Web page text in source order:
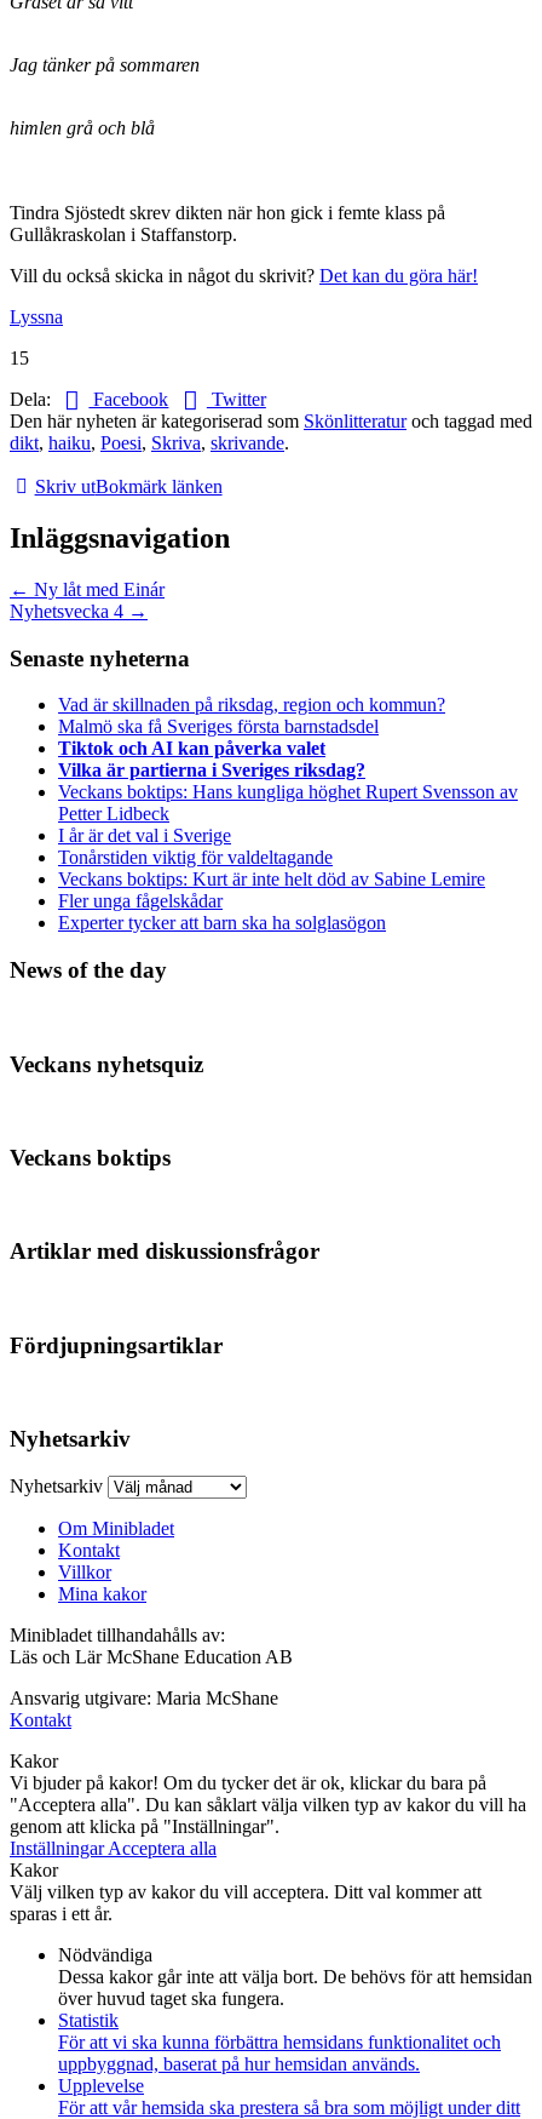
Jag tänker på sommaren
himlen grå och blå
Tindra Sjöstedt skrev dikten när hon gick i femte klass på
Gullåkraskolan i Staffanstorp.
Vill du också skicka in något du skrivit? Det kan du göra här!
Lyssna
15
Dela:
Facebook
Twitter
Den här nyheten är kategoriserad som Skönlitteraturoch taggad med
dikt, haiku, Poesi, Skriva, skrivande.
Skriv utBokmärk länken
Inläggsnavigation
← Ny låt med Einár
Nyhetsvecka 4 →
Senaste nyheterna
Vad är skillnaden på riksdag, region och kommun?
Malmö ska få Sveriges första barnstadsdel
Tiktok och AI kan påverka valet
Vilka är partierna i Sveriges riksdag?
Veckans boktips: Hans kungliga höghet Rupert Svensson av
Petter Lidbeck
I år är det val i Sverige
Tonårstiden viktig för valdeltagande
Veckans boktips: Kurt är inte helt död av Sabine Lemire
Fler unga fågelskådar
Experter tycker att barn ska ha solglasögon
News of the day
Veckans nyhetsquiz
Veckans boktips
Artiklar med diskussionsfrågor
Fördjupningsartiklar
Nyhetsarkiv
Nyhetsarkiv
Om Minibladet
Kontakt
Villkor
Mina kakor
Minibladet tillhandahålls av:
Läs och Lär McShane Education AB
Ansvarig utgivare: Maria McShane
Kontakt
Kakor
Vi bjuder på kakor! Om du tycker det är ok, klickar du bara på
"Acceptera alla". Du kan såklart välja vilken typ av kakor du vill ha
genom att klicka på "Inställningar".
InställningarAcceptera alla
Kakor
Välj vilken typ av kakor du vill acceptera. Ditt val kommer att
sparas i ett år.
Nödvändiga
Dessa kakor går inte att välja bort. De behövs för att hemsidan
över huvud taget ska fungera.
Statistik
För att vi ska kunna förbättra hemsidans funktionalitet och
uppbyggnad, baserat på hur hemsidan används.
Upplevelse
För att vår hemsida ska prestera så bra som möjligt under ditt